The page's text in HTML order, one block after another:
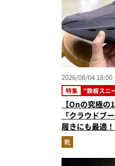
2026/08/04 18:00
特集 "鉄板スニ
【Onの究極
「クラウドブ
履きにも最適
れるハイテク靴
靴